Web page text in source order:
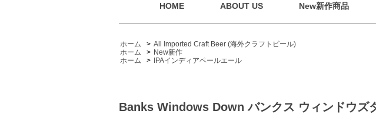
HOME ABOUT US New新作商品
ホーム > All Imported Craft Beer (海外クラフトビール)
ホーム
> New新作
ホーム
> IPAインディアペールエール
Banks Windows Down バンクス ウィンドウズ